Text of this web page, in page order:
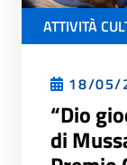
ATTIVITÀ
18/05/
“Dio
di